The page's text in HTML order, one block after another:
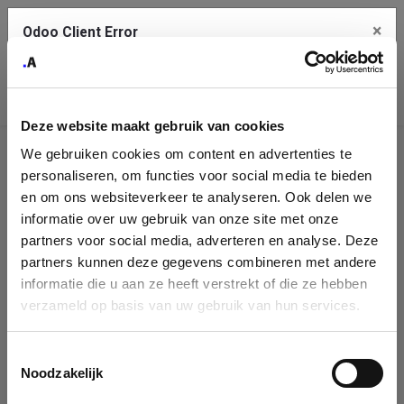
Deze website maakt gebruik van cookies
We gebruiken cookies om content en advertenties te
personaliseren, om functies voor social media te bieden
en om ons websiteverkeer te analyseren. Ook delen we
informatie over uw gebruik van onze site met onze
partners voor social media, adverteren en analyse. Deze
partners kunnen deze gegevens combineren met andere
informatie die u aan ze heeft verstrekt of die ze hebben
verzameld op basis van uw gebruik van hun services.
Noodzakelijk
Company
Identification
Please fill in your company details
You can search a company in our database by name, VAT or
enterprise ID. When a company is selected it will auto-complete the
form. If you don't find your company in our database, you can create
Odoo Client Error ×
service.
See details
Ok